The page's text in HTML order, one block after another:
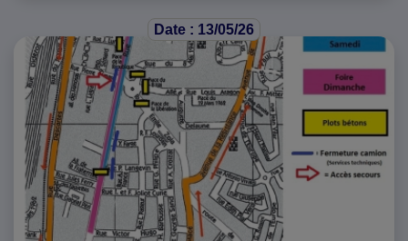
Date : 13/05/26